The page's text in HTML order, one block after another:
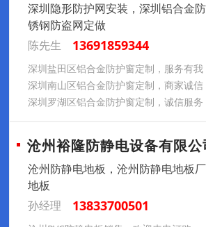
深圳隐形防护网安装，深圳铝合金
锈钢防盗网定做
陈先生
13691859344
深圳盐田区铝合金防护窗定制，服务有我
深圳南山区铝合金防护窗定制，商家诚
深圳罗湖区铝合金防护窗定制，诚信服务
沧州裕隆防静电设备有限
沧州防静电地板，沧州防静电地板
地板
孙经理
13833700501